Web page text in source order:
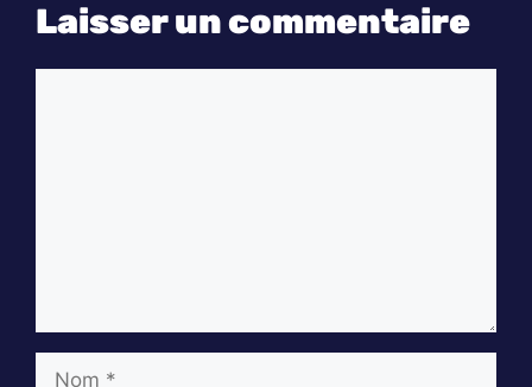
Laisser un commentaire
Nom